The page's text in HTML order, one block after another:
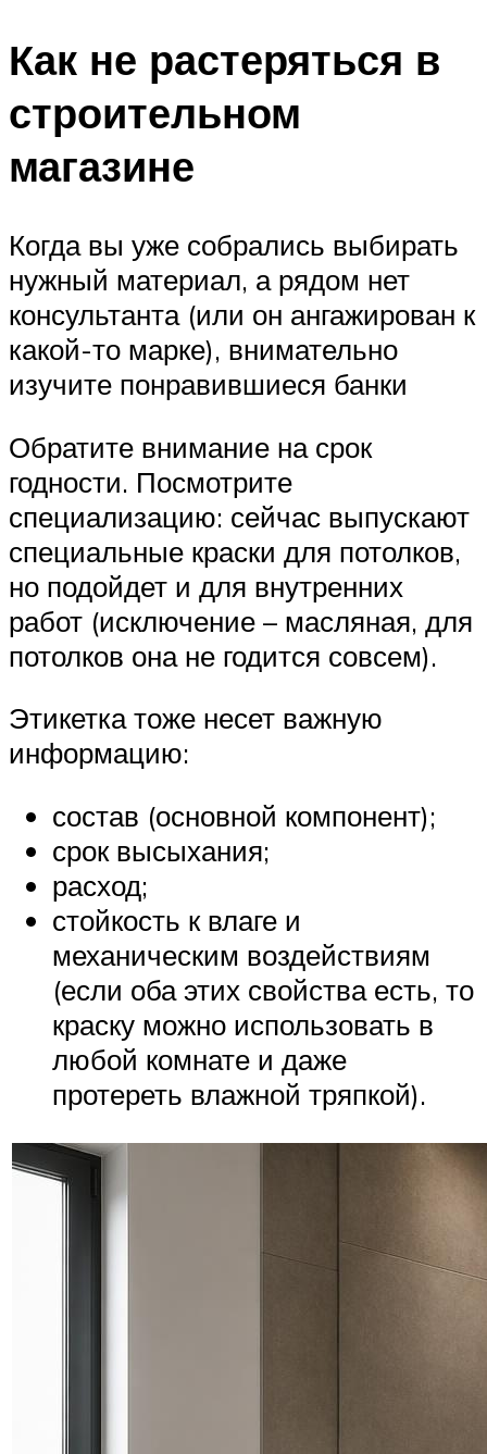
Как не растеряться в
строительном
магазине
Когда вы уже собрались выбирать
нужный материал, а рядом нет
консультанта (или он ангажирован к
какой-то марке), внимательно
изучите понравившиеся банки
Обратите внимание на срок
годности. Посмотрите
специализацию: сейчас выпускают
специальные краски для потолков,
но подойдет и для внутренних
работ (исключение – масляная, для
потолков она не годится совсем).
Этикетка тоже несет важную
информацию:
состав (основной компонент);
срок высыхания;
расход;
стойкость к влаге и
механическим воздействиям
(если оба этих свойства есть, то
краску можно использовать в
любой комнате и даже
протереть влажной тряпкой).